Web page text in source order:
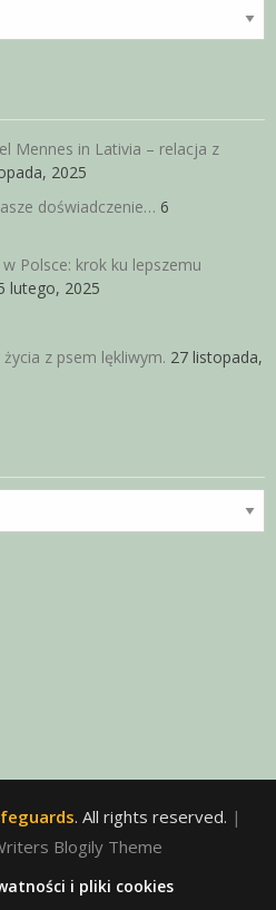
Mennes in Lativia – relacja z
2025
doświadczenie… 6
Polsce: krok ku lepszemu
lutego, 2025
z psem lękliwym. 27 listopada,
. All rights reserved. |
Blogily Theme
i pliki cookies